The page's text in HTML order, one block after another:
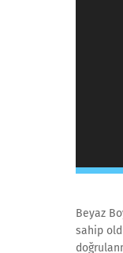
Beyaz
sahip